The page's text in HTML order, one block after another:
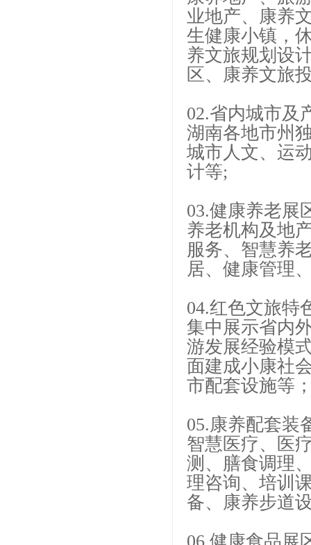
业地产、康养
生健康小镇，
养文旅规划设
区、康养文旅
02.省内城市及
湖南各地市州
城市人文、运
计等;
03.健康养老展
养老机构及地
服务、智慧养
居、健康管理
04.红色文旅特
集中展示省内
游发展经验模
面建成小康社
市配套设施等
05.康养配套装
智慧医疗、医
测、膳食调理
理咨询、培训
备、康养步道